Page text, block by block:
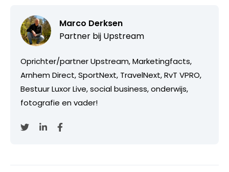
Marco Derksen
Partner bij Upstream
Oprichter/partner Upstream, Marketingfacts,
Arnhem Direct, SportNext, TravelNext, RvT VPRO,
Bestuur Luxor Live, social business, onderwijs,
fotografie en vader!